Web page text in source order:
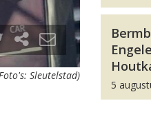
Sleutelstad)
5